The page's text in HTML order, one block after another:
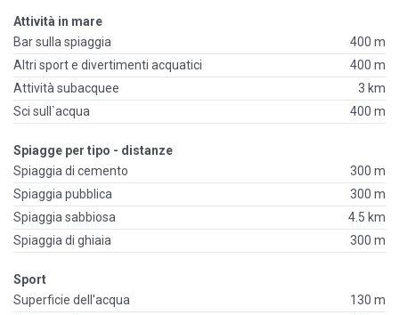
Attività in mare
Bar sulla spiaggia
400 m
Altri sport e divertimenti acquatici
400 m
Attività subacquee
3 km
Sci sull`acqua
400 m
Spiagge per tipo - distanze
Spiaggia di cemento
300 m
Spiaggia pubblica
300 m
Spiaggia sabbiosa
4.5 km
Spiaggia di ghiaia
300 m
Sport
Superficie dell'acqua
130 m